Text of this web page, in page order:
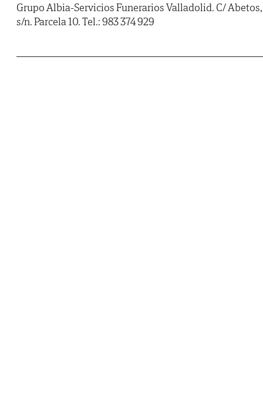
Grupo Albia-Servicios Funerarios Valladolid. C/ Abetos,
s/n. Parcela 10. Tel.: 983 374 929